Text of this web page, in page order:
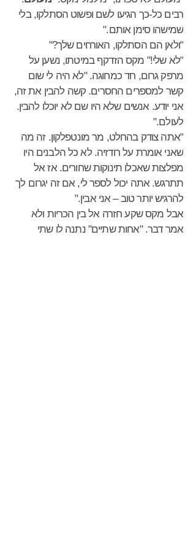
רבים כל-כך הגיעו לשם ופשוט הסתלקו, בלי
שמישהו סימן אותם."
"ולאן הם הסתלקו, האורחים שלך?"
"לא שלי!" מקס הזדקף במיטתו, נשען על
מרפק גרום, חד כמחוגה. "לא היה לי שום
קשר למספרים החסרים. קשה להבין את זה,
אני יודע. אנשים שלא היו שם לא יוכלו להבין.
לעולם."
"אתה צודק בהחלט, מר מונטפלקון. זה מה
שאני אומרת על רודזיה. לא כל הלבנים היו
מפלצות שאכלו תינוקות שחורים. אז אל
תתרגש. אתה יכול לספר לי, אם זה יגרום לך
להרגיש יותר טוב – אני אבין."
אבל מקס שקע חזרה אל בין הכריות ולא
אמר דבר. "אחות שתיים" נתנה לו שתי